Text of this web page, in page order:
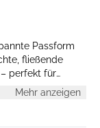
Passform
fließende
perfekt für
Mehr anzeigen